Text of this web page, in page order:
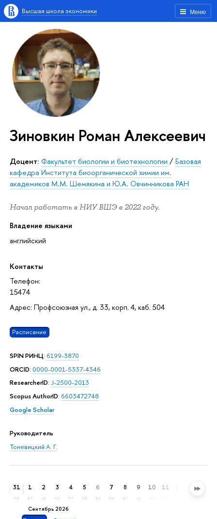
Меню
Высшая школа экономики
Зиновкин Роман Алексеевич
Доцент: Факультет биологии и биотехнологии /Базовая
кафедра Института биоорганической химии им.
академиков М.М. Шемякина и Ю.А. Овчинникова РАН
Начал работать в НИУ ВШЭ в 2022 году.
Владение языками
английский
Контакты
Телефон:
15474
Адрес: Профсоюзная ул., д. 33, корп. 4, каб. 504
Расписание
SPIN РИНЦ: 6199-3870
ORCID: 0000-0001-5337-4346
ResearcherID: J-2500-2013
Scopus AuthorID: 6603472748
Google Scholar
Руководитель
Тоневицкий А. Г.
31
пн
сентябрь 2026
1
вт
2
ср
3
чт
4
пт
5
сб
6
вс
7
пн
8
вт
9 10 11 13